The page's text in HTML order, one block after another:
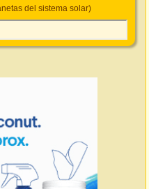
del sistema solar)